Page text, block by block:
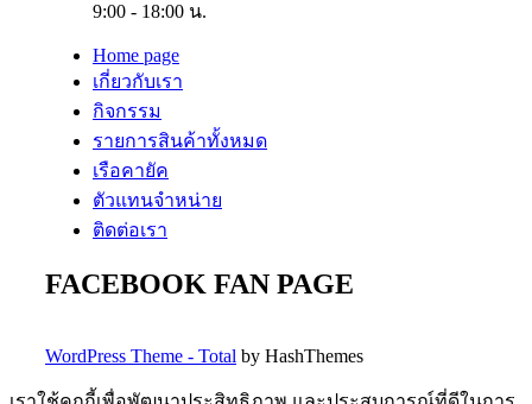
9:00 - 18:00 น.
Home page
เกี่ยวกับเรา
กิจกรรม
รายการสินค้าทั้งหมด
เรือคายัค
ตัวแทนจำหน่าย
ติดต่อเรา
FACEBOOK FAN PAGE
WordPress Theme - Total by HashThemes